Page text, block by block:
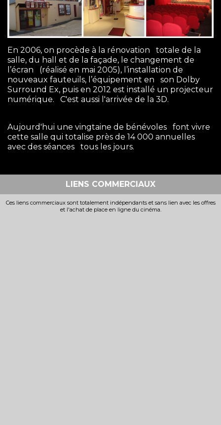
En 2006, on procède à la rénovation totale de la
salle, du hall et de la façade, le changement de
l’écran (réalisé en mai 2005), l’installation de
nouveaux fauteuils, l’équipement en son Dolby
Surround Ex, puis en 2012 est installé un projecteur
numérique. C'est aussi l'arrivée de la 3D.
Aujourd'hui une vingtaine de bénévoles font vivre
cette salle qui totalise près de 14 000 annuelles
avec des séances tous les jours.
LIENS COMMERCIAUX
Ces liens commerciaux sont totalement indépendants et sans lien avec les offres
et l'achat de place en ligne du cinéma.